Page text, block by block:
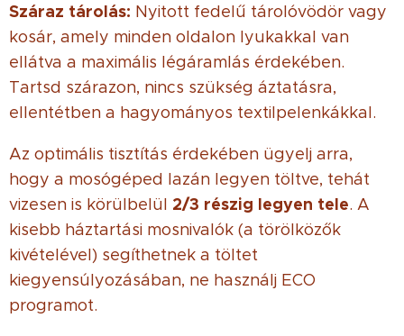
Száraz tárolás: Nyitott fedelű tárolóvödör vagy
kosár, amely minden oldalon lyukakkal van
ellátva a maximális légáramlás érdekében.
Tartsd szárazon, nincs szükség áztatásra,
ellentétben a hagyományos textilpelenkákkal.
Az optimális tisztítás érdekében ügyelj arra,
hogy a mosógéped lazán legyen töltve, tehát
vizesen is körülbelül 2/3 részig legyen tele. A
kisebb háztartási mosnivalók (a törölközők
kivételével) segíthetnek a töltet
kiegyensúlyozásában, ne használj ECO
programot.